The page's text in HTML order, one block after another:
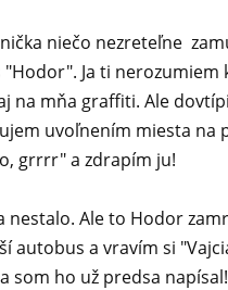
niečo nezreteľne
Ja ti nerozumiem
na mňa graffiti. Ale
uvoľnením miesta na
grrrr" a zdrapím ju!
Ale to Hodor
autobus a vravím si
som ho už predsa napísal!